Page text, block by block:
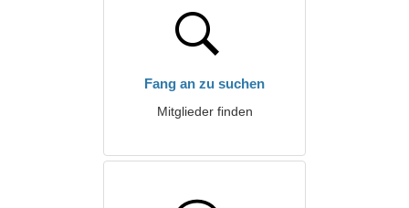
Fang an zu suchen
Mitglieder finden